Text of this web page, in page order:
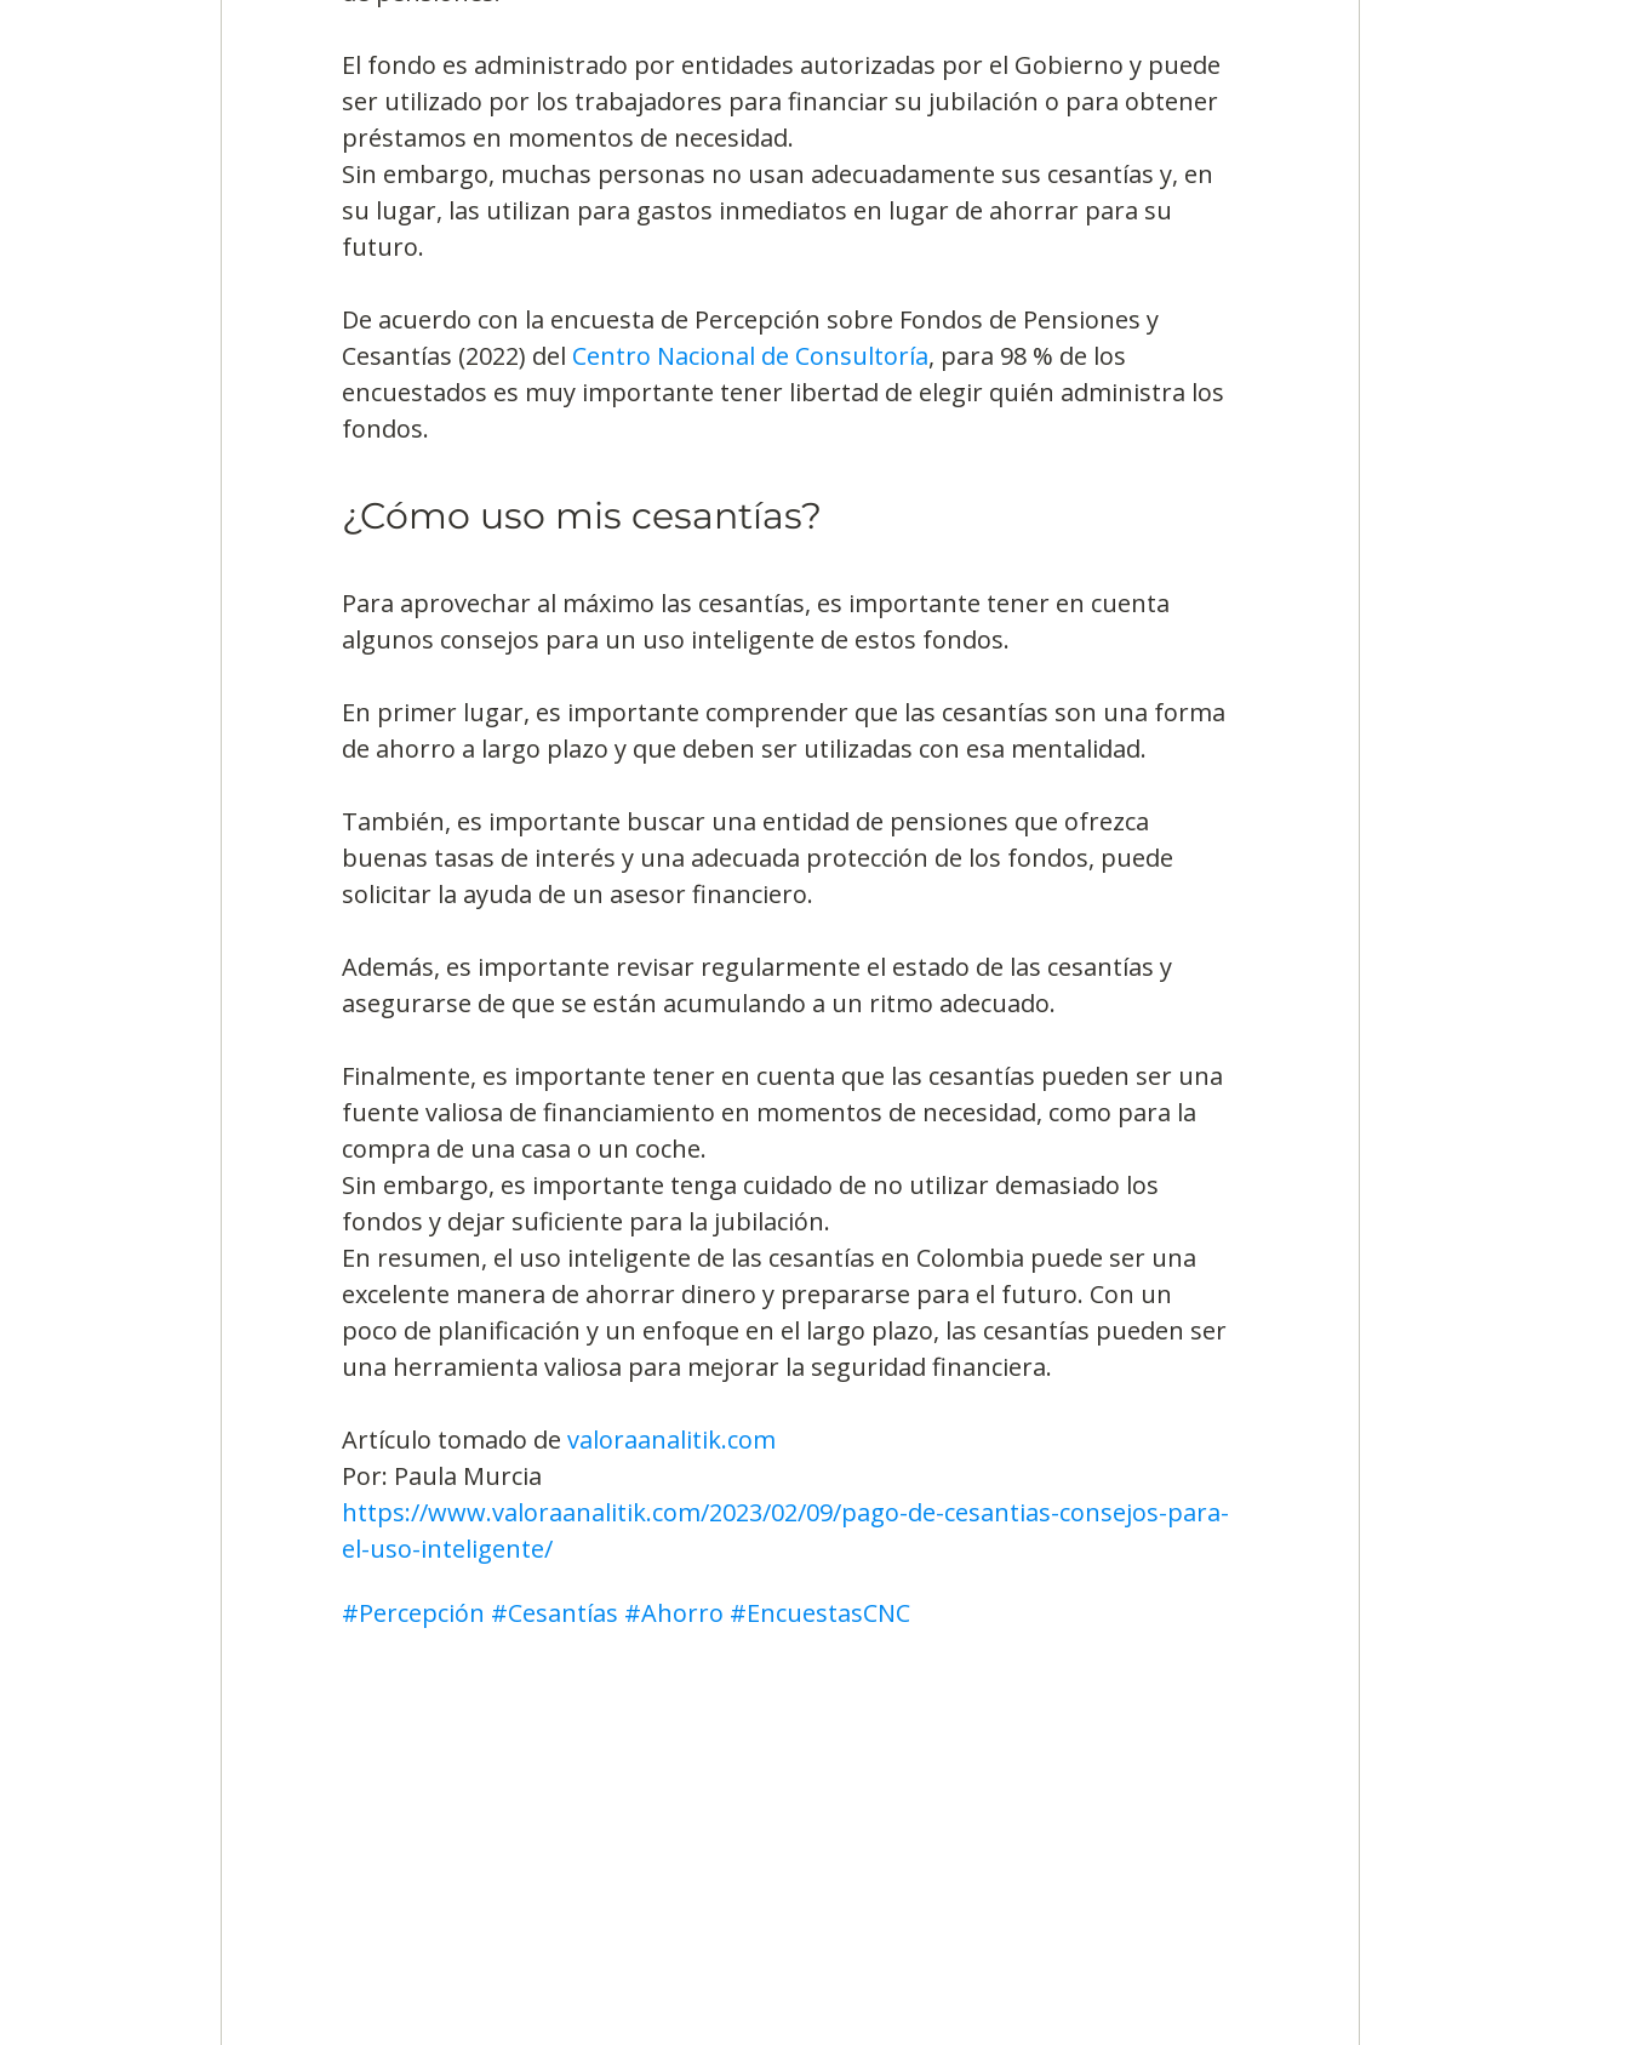
El fondo es administrado por entidades autorizadas por el Gobierno y puede
ser utilizado por los trabajadores para financiar su jubilación o para obtener
préstamos en momentos de necesidad.
Sin embargo, muchas personas no usan adecuadamente sus cesantías y, en
su lugar, las utilizan para gastos inmediatos en lugar de ahorrar para su
futuro.
De acuerdo con la encuesta de Percepción sobre Fondos de Pensiones y
Cesantías (2022) del Centro Nacional de Consultoría, para 98 % de los
encuestados es muy importante tener libertad de elegir quién administra los
fondos.
¿Cómo uso mis cesantías?
Para aprovechar al máximo las cesantías, es importante tener en cuenta
algunos consejos para un uso inteligente de estos fondos.
En primer lugar, es importante comprender que las cesantías son una forma
de ahorro a largo plazo y que deben ser utilizadas con esa mentalidad.
También, es importante buscar una entidad de pensiones que ofrezca
buenas tasas de interés y una adecuada protección de los fondos, puede
solicitar la ayuda de un asesor financiero.
Además, es importante revisar regularmente el estado de las cesantías y
asegurarse de que se están acumulando a un ritmo adecuado.
Finalmente, es importante tener en cuenta que las cesantías pueden ser una
fuente valiosa de financiamiento en momentos de necesidad, como para la
compra de una casa o un coche.
Sin embargo, es importante tenga cuidado de no utilizar demasiado los
fondos y dejar suficiente para la jubilación.
En resumen, el uso inteligente de las cesantías en Colombia puede ser una
excelente manera de ahorrar dinero y prepararse para el futuro. Con un
poco de planificación y un enfoque en el largo plazo, las cesantías pueden ser
una herramienta valiosa para mejorar la seguridad financiera.
Artículo tomado de valoraanalitik.com
Por: Paula Murcia
https://www.valoraanalitik.com/2023/02/09/pago-de-cesantias-consejos-para-
el-uso-inteligente/
#Percepción #Cesantías #Ahorro #EncuestasCNC